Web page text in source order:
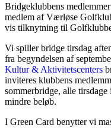
Bridgeklubbens
medlem af Værløse
vis tilknytning til
Vi spiller bridge tirsdag
fra begyndelsen af
Kultur & Aktivitetscenters
inviteres klubbens
sommerbridge, alle
mindre beløb.
I Green Card benytter vi